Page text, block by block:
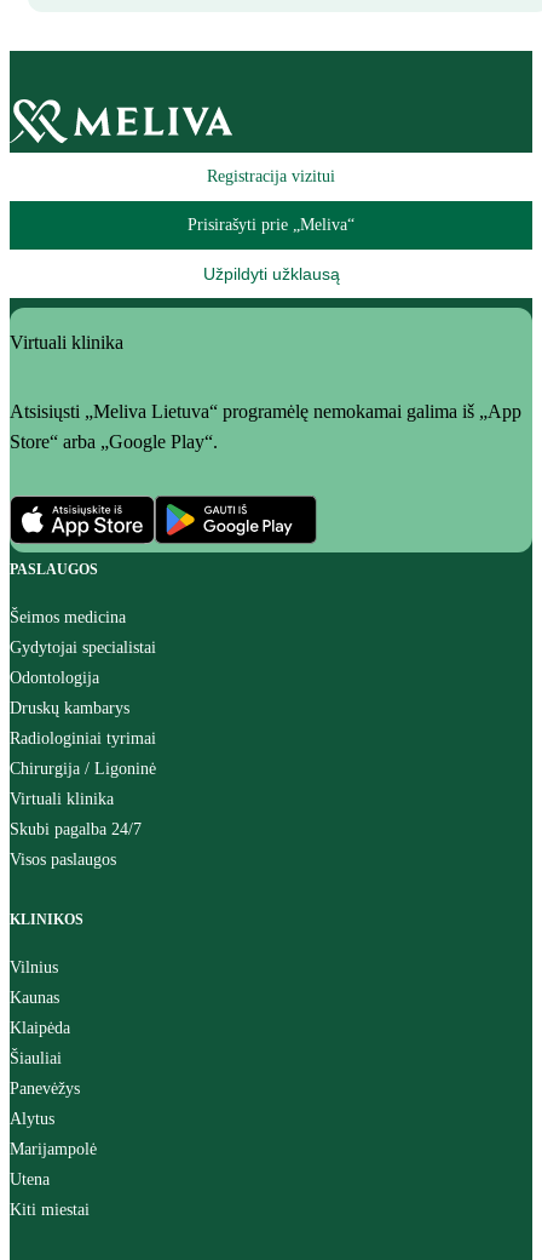
Registracija vizitui
Prisirašyti prie „Meliva“
Užpildyti užklausą
Virtuali klinika
Atsisiųsti „Meliva Lietuva“ programėlę nemokamai galima iš „App
Store“ arba „Google Play“.
PASLAUGOS
Šeimos medicina
Gydytojai specialistai
Odontologija
Druskų kambarys
Radiologiniai tyrimai
Chirurgija / Ligoninė
Virtuali klinika
Skubi pagalba 24/7
Visos paslaugos
KLINIKOS
Vilnius
Kaunas
Klaipėda
Šiauliai
Panevėžys
Alytus
Marijampolė
Utena
Kiti miestai